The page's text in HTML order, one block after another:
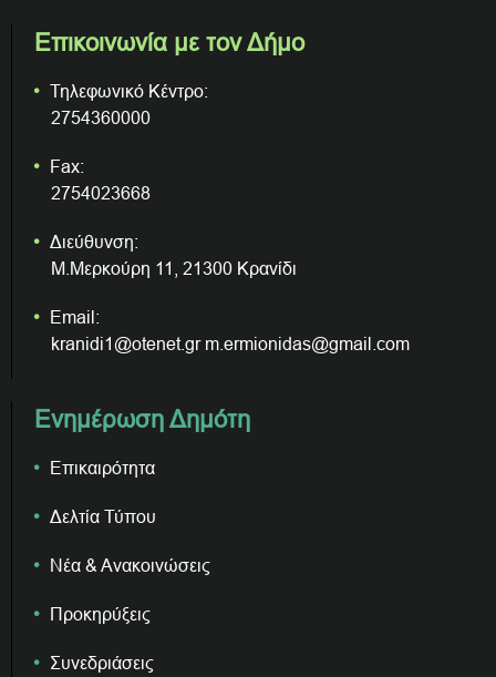
Επικοινωνία με τον Δήμο
Τηλεφωνικό Κέντρο:
2754360000
Fax:
2754023668
Διεύθυνση:
Μ.Μερκούρη 11, 21300 Κρανίδι
Email:
kranidi1@otenet.gr m.ermionidas@gmail.com
Ενημέρωση Δημότη
Επικαιρότητα
Δελτία Τύπου
Νέα & Ανακοινώσεις
Προκηρύξεις
Συνεδριάσεις